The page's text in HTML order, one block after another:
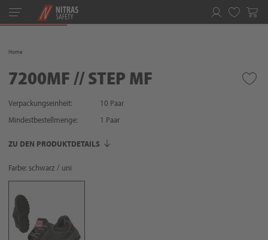
Toggle
navigation
Home
7200MF // STEP MF
Verpackungseinheit:
10 Paar
Mindestbestellmenge:
1 Paar
ZU DEN PRODUKTDETAILS
Farbe: schwarz / uni